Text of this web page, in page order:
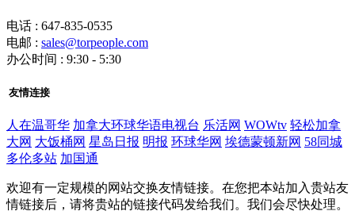
电话 : 647-835-0535
电邮 : sales@torpeople.com
办公时间 : 9:30 - 5:30
友情连接
人在温哥华 加拿大环球华语电视台 乐活网 WOWtv 轻松加拿
大网 大饭桶网 星岛日报 明报 环球华网 埃德蒙顿新网 58同城
多伦多站 加国通
欢迎有一定规模的网站交换友情链接。在您把本站加入贵站友
情链接后，请将贵站的链接代码发给我们。我们会尽快处理。